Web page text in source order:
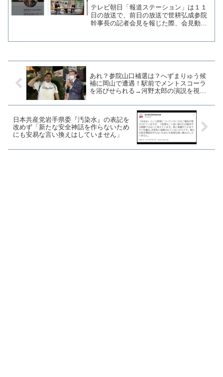
報道局長が直接謝罪も
テレビ朝日「報道ステーション」は１１
日の放送で、前日の放送で世耕弘成参院
幹事長の記者会見を報じた際、会見動画
あれ？参院山口補選は？へずまりゅう候
補に岡山で遭遇！駅前でメントスコーラ
を浴びせられる→河野太郎の演説を視察
日本共産党岩手県委『汚染水』の表記を
改めず「新たな安全神話を作らないため
にも安易な言い換えはしていません」